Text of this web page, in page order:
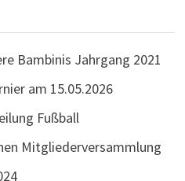
Bambinis Jahrgang 2021
am 15.05.2026
Fußball
Mitgliederversammlung